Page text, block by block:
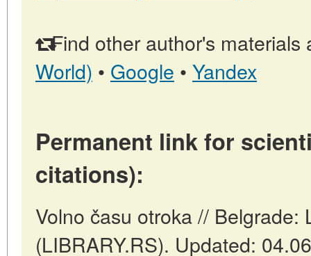
Find other author's materials
World) • Google • Yandex
Permanent link for
citations):
Volno času otroka // Belgrade:
(LIBRARY.RS). Updated: